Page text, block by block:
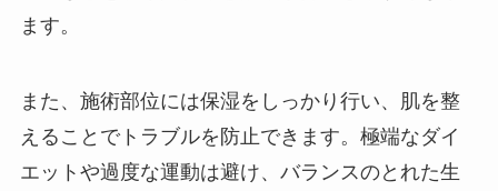
ます。
また、施術部位には保湿をしっかり行い、肌を整
えることでトラブルを防止できます。極端なダイ
エットや過度な運動は避け、バランスのとれた生